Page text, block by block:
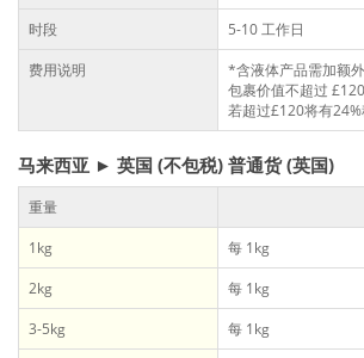
时段
5-10 工作日
费用说明
*含液体产品需加额
包裹价值不超过 £120
若超过£120将有24%
马来西亚 ► 英国 (不包税) 普通货 (英国)
重量
1kg
每 1kg
2kg
每 1kg
3-5kg
每 1kg